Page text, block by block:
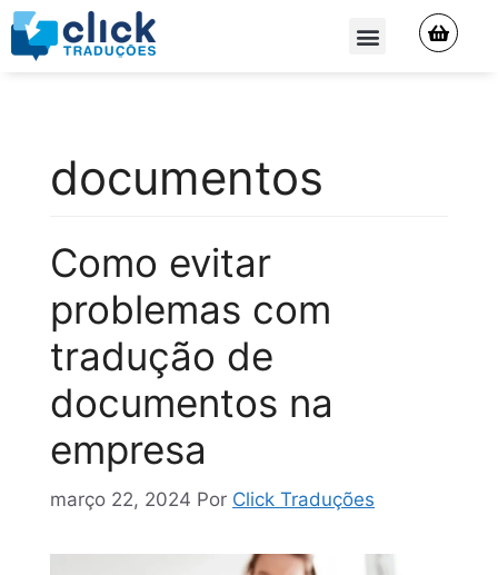
documentos
Como evitar
problemas com
tradução de
documentos na
empresa
março 22, 2024 Por Click Traduções